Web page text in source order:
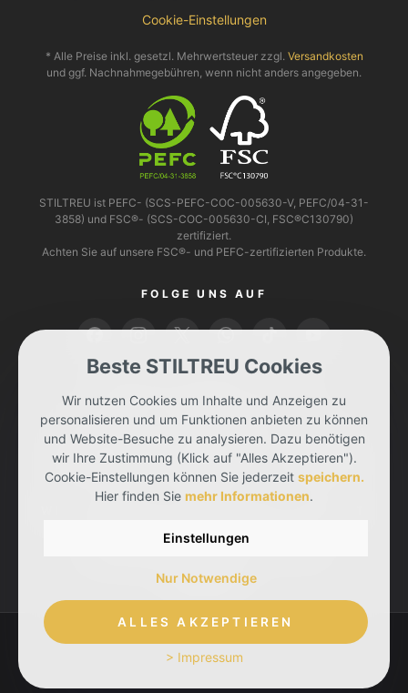
Cookie-Einstellungen
* Alle Preise inkl. gesetzl. Mehrwertsteuer zzgl. Versandkosten
und ggf. Nachnahmegebühren, wenn nicht anders angegeben.
STILTREU ist PEFC- (SCS-PEFC-COC-005630-V, PEFC/04-31-
3858) und FSC®- (SCS-COC-005630-CI, FSC®C130790)
zertifiziert.
Achten Sie auf unsere FSC®- und PEFC-zertifizierten Produkte.
FOLGE UNS AUF
Beste STILTREU Cookies
Wir nutzen Cookies um Inhalte und Anzeigen zu
personalisieren und um Funktionen anbieten zu können
und Website-Besuche zu analysieren. Dazu benötigen
wir Ihre Zustimmung (Klick auf "Alles Akzeptieren").
Cookie-Einstellungen können Sie jederzeit speichern.
Hier finden Sie mehr Informationen.
Einstellungen
Nur Notwendige
ALLES AKZEPTIEREN
> Impressum